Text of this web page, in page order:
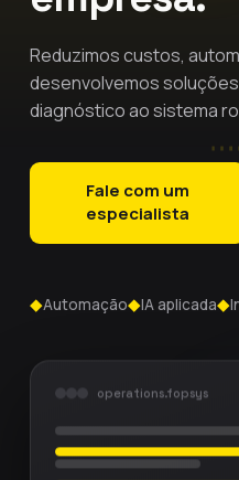
Reduzimos custos,
desenvolvemos
diagnóstico ao sistema
Fale com um
especialista
◆Automação◆IA aplicada◆
operations.fopsys